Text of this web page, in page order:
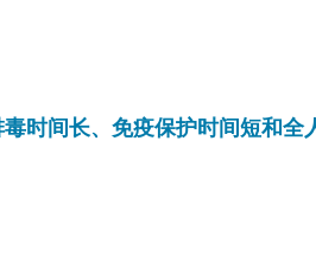
时间长、免疫保护时间短和全